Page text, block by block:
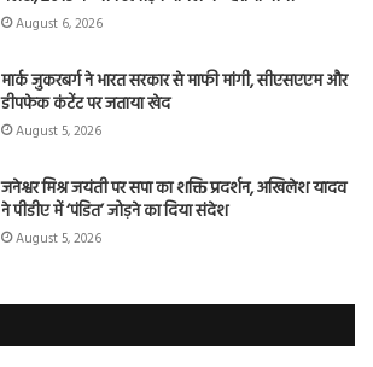
August 6, 2026
मार्क जुकरबर्ग ने भारत सरकार से माफी मांगी, सीएसएएम और
डीपफेक कंटेंट पर जताया खेद
August 5, 2026
जनेश्वर मिश्र जयंती पर सपा का शक्ति प्रदर्शन, अखिलेश यादव
ने पीडीए में ‘पंडित’ जोड़ने का दिया संदेश
August 5, 2026